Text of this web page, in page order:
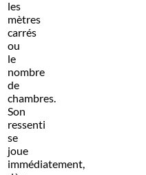
les
mètres
carrés
ou
le
nombre
de
chambres.
Son
ressenti
se
joue
immédiatement,